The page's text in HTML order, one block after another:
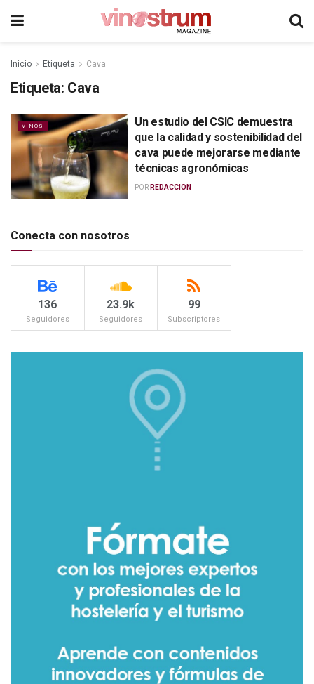
Inicio Etiqueta Cava
Etiqueta: Cava
VINOS
Un estudio del CSIC demuestra
que la calidad y sostenibilidad del
cava puede mejorarse mediante
técnicas agronómicas
POR REDACCION
Conecta con nosotros
136
Seguidores
23.9k
Seguidores
99
Subscriptores